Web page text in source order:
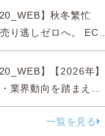
20_WEB】秋冬繁忙
り逃しゼロへ。 EC運
化と機会損失を防ぐ
前チェックポイント』
20_WEB】【2026年】
業界動向を踏まえて
理解 健食・機能
いまいゾーン”大攻略セ
一覧を見る